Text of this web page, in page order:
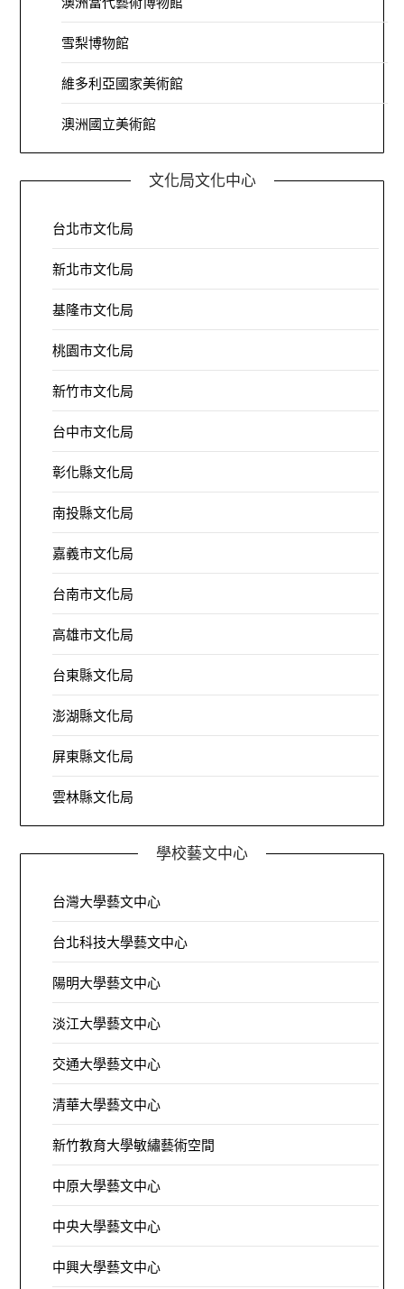
雪梨博物館
維多利亞國家美術館
澳洲國立美術館
文化局文化中心
台北市文化局
新北市文化局
基隆市文化局
桃園市文化局
新竹市文化局
台中市文化局
彰化縣文化局
南投縣文化局
嘉義市文化局
台南市文化局
高雄市文化局
台東縣文化局
澎湖縣文化局
屏東縣文化局
雲林縣文化局
學校藝文中心
台灣大學藝文中心
台北科技大學藝文中心
陽明大學藝文中心
淡江大學藝文中心
交通大學藝文中心
清華大學藝文中心
新竹教育大學敏繡藝術空間
中原大學藝文中心
中央大學藝文中心
中興大學藝文中心